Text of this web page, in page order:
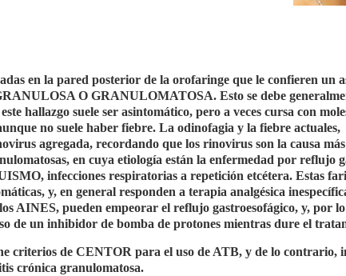
en la pared posterior de la orofaringe que le confieren un
O GRANULOMATOSA. Esto se debe
hallazgo suele ser asintomático, pero a veces cursa con
no suele haber fiebre. La odinofagia y la fiebre actuales,
agregada, recordando que los rinovirus son la causa
en cuya etiología están la enfermedad por reflujo
infecciones respiratorias a repetición etcétera. Estas
y, en general responden a terapia analgésica
AINES, pueden empeorar el reflujo gastroesofágico, y, por
de un inhibidor de bomba de protones mientras dure el
criterios de CENTOR para el uso de ATB, y de lo contrario,
crónica granulomatosa.